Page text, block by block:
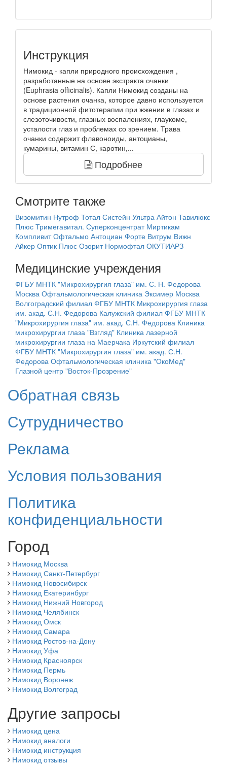
Инструкция
Нимокид - капли природного происхождения ,
разработанные на основе экстракта очанки
(Euphrasia officinalis). Капли Нимокид созданы на
основе растения очанка, которое давно используется
в традиционной фитотерапии при жжении в глазах и
слезоточивости, глазных воспалениях, глаукоме,
усталости глаз и проблемах со зрением. Трава
очанки содержит флавоноиды, антоцианы,
кумарины, витамин С, каротин,...
Подробнее
Смотрите также
Визомитин Нутроф Тотал Систейн Ультра Айтон Тавилюкс
Плюс Тримегавитал. Суперконцентрат Миртикам
Компливит Офтальмо Антоциан Форте Витрум Вижн
Айкер Оптик Плюс Озорит Нормофтал ОКУТИАРЗ
Медицинские учреждения
ФГБУ МНТК "Микрохирургия глаза" им. С. Н. Федорова
Москва Офтальмологическая клиника Эксимер Москва
Волгоградский филиал ФГБУ МНТК Микрохирургия глаза
им. акад. С.Н. Федорова Калужский филиал ФГБУ МНТК
"Микрохирургия глаза" им. акад. С.Н. Федорова Клиника
микрохирургии глаза "Взгляд" Клиника лазерной
микрохирургии глаза на Маерчака Иркутский филиал
ФГБУ МНТК "Микрохирургия глаза" им. акад. С.Н.
Федорова Офтальмологическая клиника "ОкоМед"
Глазной центр "Восток-Прозрение"
Обратная связь
Сутрудничество
Реклама
Условия пользования
Политика
конфиденциальности
Город
Нимокид Москва
Нимокид Санкт-Петербург
Нимокид Новосибирск
Нимокид Екатеринбург
Нимокид Нижний Новгород
Нимокид Челябинск
Нимокид Омск
Нимокид Самара
Нимокид Ростов-на-Дону
Нимокид Уфа
Нимокид Красноярск
Нимокид Пермь
Нимокид Воронеж
Нимокид Волгоград
Другие запросы
Нимокид цена
Нимокид аналоги
Нимокид инструкция
Нимокид отзывы